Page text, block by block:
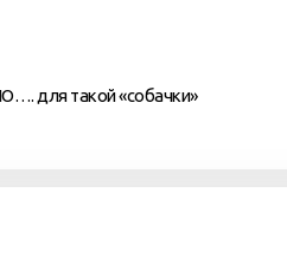
для такой «собачки»